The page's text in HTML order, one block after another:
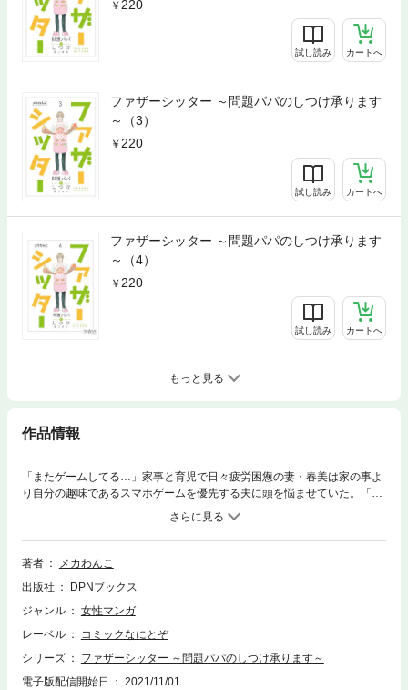
220
試し読み カートへ
ファザーシッター ～問題パパのしつけ承ります
～（3）
220
試し読み カートへ
ファザーシッター ～問題パパのしつけ承ります
～（4）
220
試し読み カートへ
もっと見る
作品情報
「またゲームしてる…」家事と育児で日々疲労困憊の妻・春美は家の事よ
り自分の趣味であるスマホゲームを優先する夫に頭を悩ませていた。「え
ー？風邪？俺仕事あるから移さないでね」ーーある日、春美は連日の疲れ
から体調を崩してしまうが、夫は心配する様子もなく朝からスマホゲーム
三昧。夫の娘への愛情は確かにあるが、ほとんどの事を妻に丸投げで精神
的に追い込まれていく春美……。そんな時、友人からの勧めで子供の事だ
の存在を知り、勢いで依頼をする事に。世の母親が抱える問題をたちまち
解決してくれると噂のベビーシッターに期待を抱く春美だったが、当日家
著者
メカわんこ
出版社
DPNブックス
ジャンル
女性マンガ
レーベル
コミックなにとぞ
シリーズ
ファザーシッター ～問題パパのしつけ承ります～
電子版配信開始日
2021/11/01